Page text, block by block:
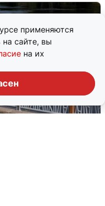
применяются
сайте, вы
на их